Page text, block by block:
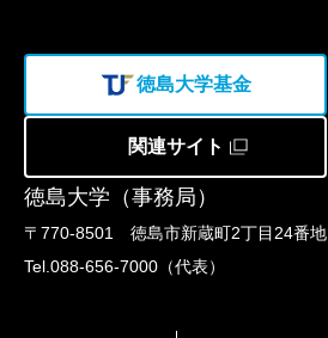
徳島大学（事務局）
〒770-8501 徳島市新蔵町2丁目24番地
Tel.088-656-7000（代表）
徳島大学基金
関連サイト